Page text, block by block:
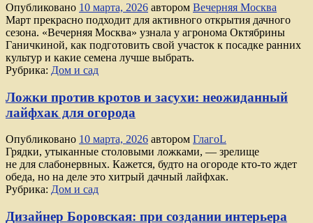
Опубликовано 10 марта, 2026 автором Вечерняя Москва
Март прекрасно подходит для активного открытия дачного
сезона. «Вечерняя Москва» узнала у агронома Октябрины
Ганичкиной, как подготовить свой участок к посадке ранних
культур и какие семена лучше выбрать.
Рубрика: Дом и сад
Ложки против кротов и засухи: неожиданный
лайфхак для огорода
Опубликовано 10 марта, 2026 автором ГлагоL
Грядки, утыканные столовыми ложками, — зрелище
не для слабонервных. Кажется, будто на огороде кто-то ждет
обеда, но на деле это хитрый дачный лайфхак.
Рубрика: Дом и сад
Дизайнер Боровская: при создании интерьера